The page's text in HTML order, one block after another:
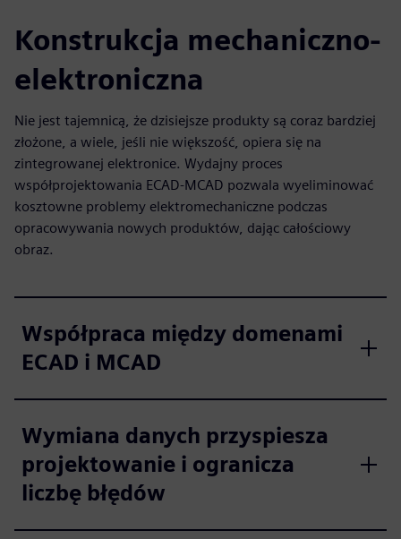
Konstrukcja mechaniczno-
elektroniczna
Nie jest tajemnicą, że dzisiejsze produkty są coraz bardziej
złożone, a wiele, jeśli nie większość, opiera się na
zintegrowanej elektronice. Wydajny proces
współprojektowania ECAD-MCAD pozwala wyeliminować
kosztowne problemy elektromechaniczne podczas
opracowywania nowych produktów, dając całościowy
obraz.
Współpraca między domenami
ECAD i MCAD
Wymiana danych przyspiesza
projektowanie i ogranicza
liczbę błędów